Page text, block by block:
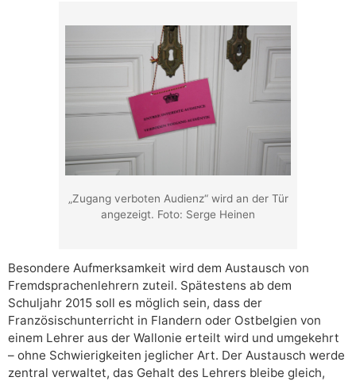
„Zugang verboten Audienz“ wird an der Tür
angezeigt. Foto: Serge Heinen
Besondere Aufmerksamkeit wird dem Austausch von
Fremdsprachenlehrern zuteil. Spätestens ab dem
Schuljahr 2015 soll es möglich sein, dass der
Französischunterricht in Flandern oder Ostbelgien von
einem Lehrer aus der Wallonie erteilt wird und umgekehrt
– ohne Schwierigkeiten jeglicher Art. Der Austausch werde
zentral verwaltet, das Gehalt des Lehrers bleibe gleich,